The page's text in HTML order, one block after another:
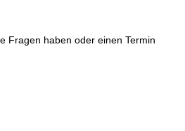
Fragen haben oder einen Termin